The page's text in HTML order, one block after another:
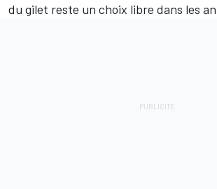
du gilet reste un choix libre dans les